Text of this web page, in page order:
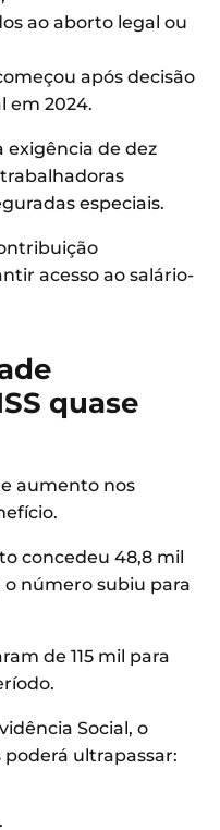
ao aborto legal ou
após decisão
em 2024.
exigência de dez
especiais.
acesso ao salário-
quase
aumento nos
concedeu 48,8 mil
o número subiu para
de 115 mil para
Social, o
ultrapassar: